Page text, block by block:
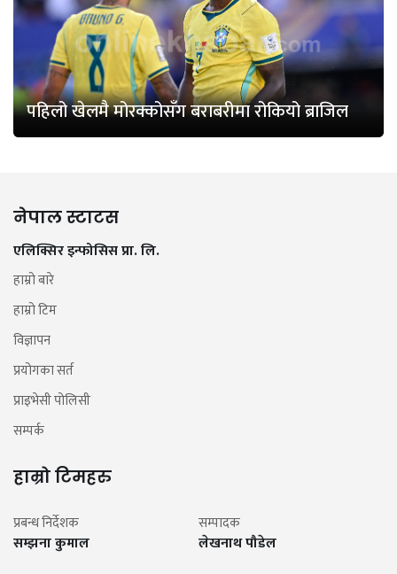
पहिलो खेलमै मोरक्कोसँग बराबरीमा रोकियो ब्राजिल
नेपाल स्टाटस
एलिक्सिर इन्फोसिस प्रा. लि.
हाम्रो बारे
हाम्रो टिम
विज्ञापन
प्रयोगका सर्त
प्राइभेसी पोलिसी
सम्पर्क
हाम्रो टिमहरु
प्रबन्ध निर्देशक
सम्झना कुमाल
सम्पादक
लेखनाथ पौडेल